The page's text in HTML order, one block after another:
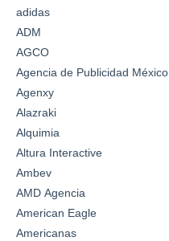
adidas
ADM
AGCO
Agencia de Publicidad México
Agenxy
Alazraki
Alquimia
Altura Interactive
Ambev
AMD Agencia
American Eagle
Americanas